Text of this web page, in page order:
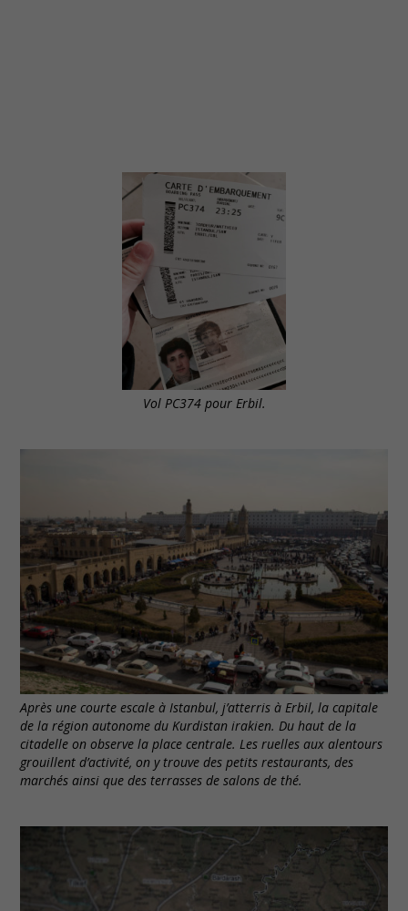
Vol PC374 pour Erbil.
Après une courte escale à Istanbul, j’atterris à Erbil, la capitale
de la région autonome du Kurdistan irakien. Du haut de la
citadelle on observe la place centrale. Les ruelles aux alentours
grouillent d’activité, on y trouve des petits restaurants, des
marchés ainsi que des terrasses de salons de thé.